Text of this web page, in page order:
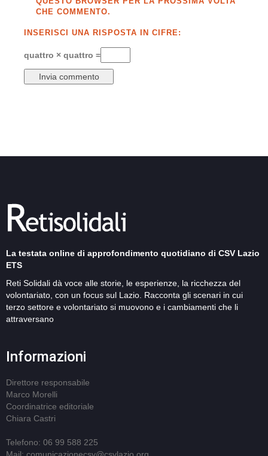
CHE COMMENTO.
INSERISCI UNA RISPOSTA IN CIFRE:
quattro × quattro =
La testata online di approfondimento quotidiano di CSV Lazio
ETS
Reti Solidali dà voce alle storie, le esperienze, la ricchezza del
volontariato, con un focus sul Lazio. Racconta gli scenari in cui
terzo settore e volontariato si muovono e i cambiamenti che li
attraversano
Informazioni
Direttore responsabile
Marco Morelli
Coordinatrice editoriale
Chiara Castri
Telefono: 06 99 588 225